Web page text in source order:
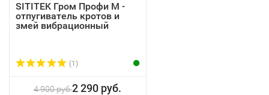
SITITEK Гром Профи М -
отпугиватель кротов и
змей вибрационный
(1)
4 900 руб.2 290 руб.